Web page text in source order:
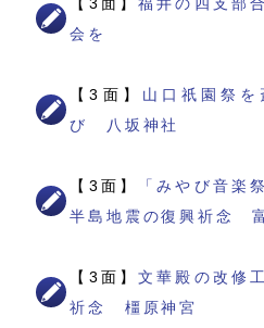
会を
【3面】 山口祇園祭
び 八坂神社
【3面】
「みやび音楽
半島地震の復興祈念
【3面】文華殿の改修
祈念 橿原神宮